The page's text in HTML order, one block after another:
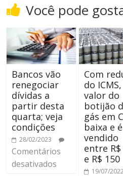
Você pode
Bancos vão
renegociar
dívidas a
partir desta
quarta; veja
condições
28/02/2023
Comentários
desativados
Com
do ICMS,
valor do
botijão
gás em
baixa e é
vendido
entre R$
e R$ 150
19/07/